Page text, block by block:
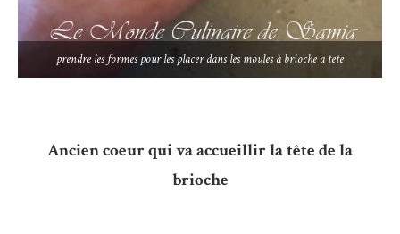
prendre les formes pour les placer dans les moules à brioche a tete
Ancien coeur qui va accueillir la tête de la
brioche